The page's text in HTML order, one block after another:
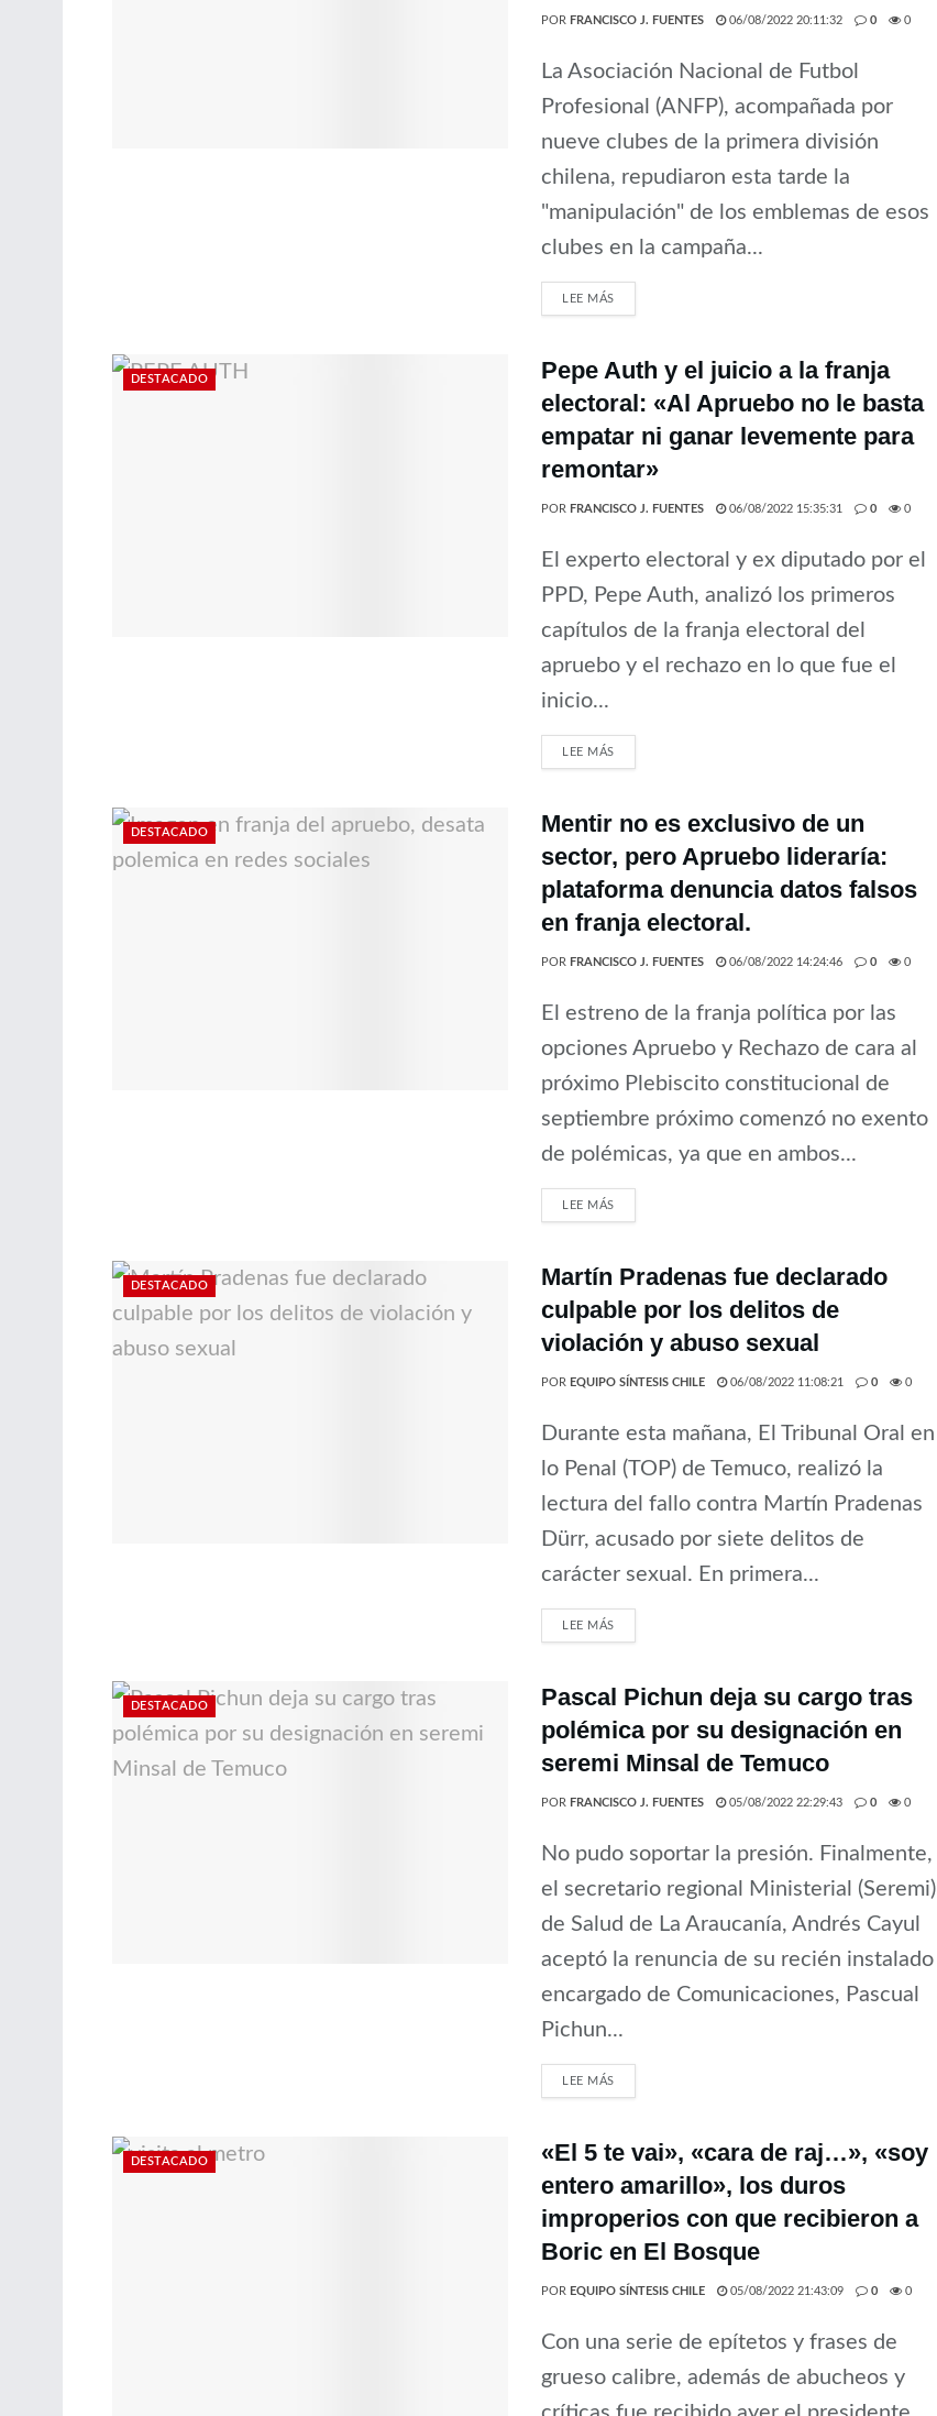
POR FRANCISCO J. FUENTES 06/08/2022 20:11:32 0 0
La Asociación Nacional de Futbol
Profesional (ANFP), acompañada por
nueve clubes de la primera división
chilena, repudiaron esta tarde la
"manipulación" de los emblemas de esos
clubes en la campaña...
LEE MÁS
DESTACADO
Pepe Auth y el juicio a la franja
electoral: «Al Apruebo no le basta
empatar ni ganar levemente para
remontar»
POR FRANCISCO J. FUENTES 06/08/2022 15:35:31 0 0
El experto electoral y ex diputado por el
PPD, Pepe Auth, analizó los primeros
capítulos de la franja electoral del
apruebo y el rechazo en lo que fue el
inicio...
LEE MÁS
DESTACADO
Mentir no es exclusivo de un
sector, pero Apruebo lideraría:
plataforma denuncia datos falsos
en franja electoral.
POR FRANCISCO J. FUENTES 06/08/2022 14:24:46 0 0
El estreno de la franja política por las
opciones Apruebo y Rechazo de cara al
próximo Plebiscito constitucional de
septiembre próximo comenzó no exento
de polémicas, ya que en ambos...
LEE MÁS
DESTACADO
Martín Pradenas fue declarado
culpable por los delitos de
violación y abuso sexual
POR EQUIPO SÍNTESIS CHILE 06/08/2022 11:08:21 0 0
Durante esta mañana, El Tribunal Oral en
lo Penal (TOP) de Temuco, realizó la
lectura del fallo contra Martín Pradenas
Dürr, acusado por siete delitos de
carácter sexual. En primera...
LEE MÁS
DESTACADO
Pascal Pichun deja su cargo tras
polémica por su designación en
seremi Minsal de Temuco
POR FRANCISCO J. FUENTES 05/08/2022 22:29:43 0 0
No pudo soportar la presión. Finalmente,
el secretario regional Ministerial (Seremi)
de Salud de La Araucanía, Andrés Cayul
aceptó la renuncia de su recién instalado
encargado de Comunicaciones, Pascual
Pichun...
LEE MÁS
DESTACADO
«El 5 te vai», «cara de raj…», «soy
entero amarillo», los duros
improperios con que recibieron a
Boric en El Bosque
POR EQUIPO SÍNTESIS CHILE 05/08/2022 21:43:09 0 0
Con una serie de epítetos y frases de
grueso calibre, además de abucheos y